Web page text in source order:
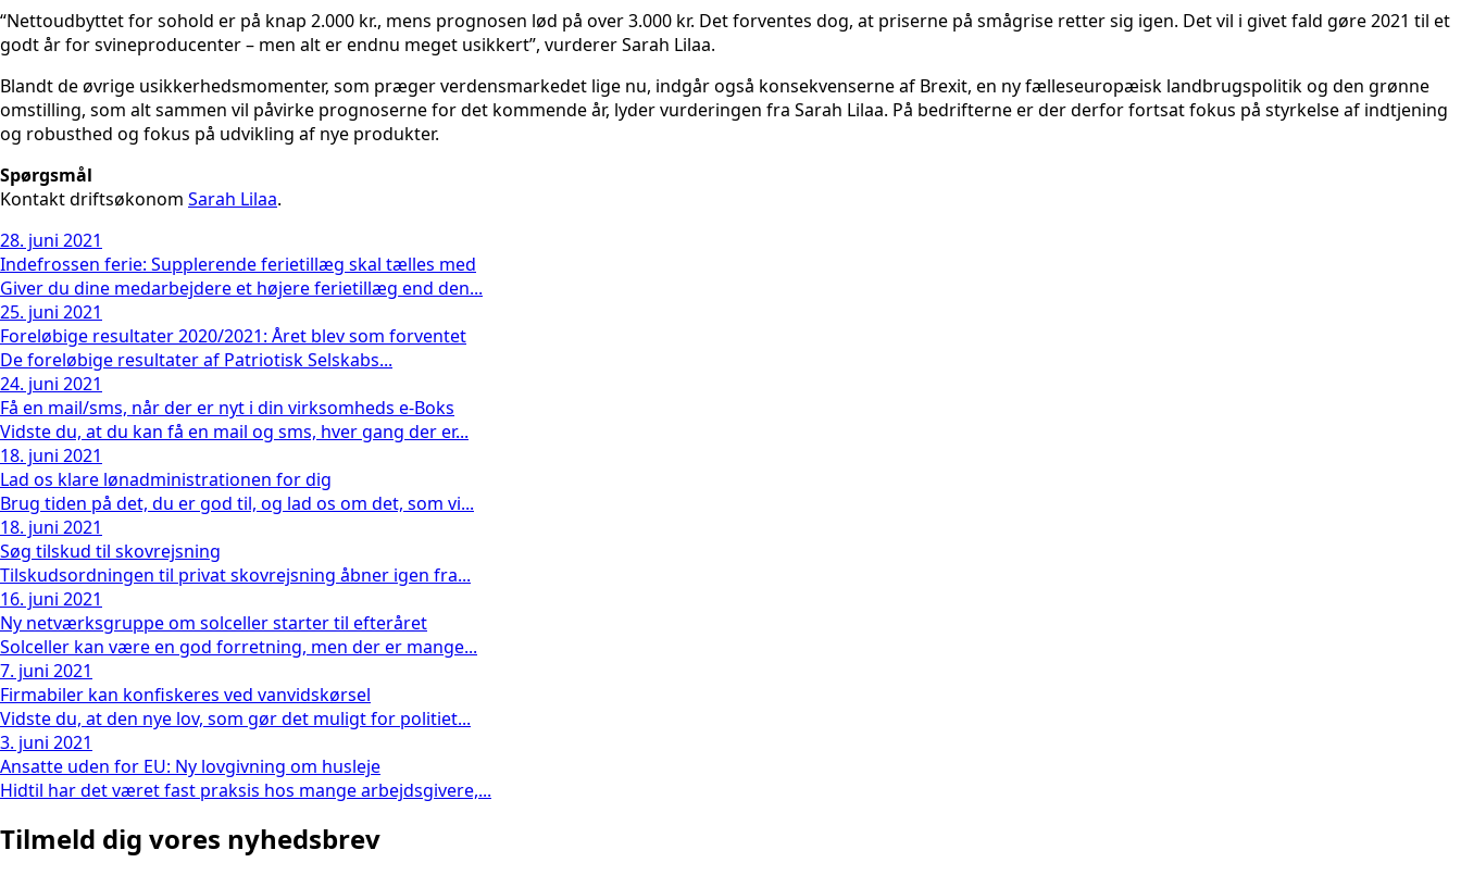
“Nettoudbyttet for sohold er på knap 2.000 kr., mens prognosen lød på over 3.000 kr. Det forventes dog, at priserne på smågrise retter sig igen. Det vil i givet fald gøre 2021 til et
godt år for svineproducenter – men alt er endnu meget usikkert”, vurderer Sarah Lilaa.
Blandt de øvrige usikkerhedsmomenter, som præger verdensmarkedet lige nu, indgår også konsekvenserne af Brexit, en ny fælleseuropæisk landbrugspolitik og den grønne
omstilling, som alt sammen vil påvirke prognoserne for det kommende år, lyder vurderingen fra Sarah Lilaa. På bedrifterne er der derfor fortsat fokus på styrkelse af indtjening
og robusthed og fokus på udvikling af nye produkter.
Spørgsmål
Kontakt driftsøkonom Sarah Lilaa.
28. juni 2021
Indefrossen ferie: Supplerende ferietillæg skal tælles med
Giver du dine medarbejdere et højere ferietillæg end den...
25. juni 2021
Foreløbige resultater 2020/2021: Året blev som forventet
De foreløbige resultater af Patriotisk Selskabs...
24. juni 2021
Få en mail/sms, når der er nyt i din virksomheds e-Boks
Vidste du, at du kan få en mail og sms, hver gang der er...
18. juni 2021
Lad os klare lønadministrationen for dig
Brug tiden på det, du er god til, og lad os om det, som vi...
18. juni 2021
Søg tilskud til skovrejsning
Tilskudsordningen til privat skovrejsning åbner igen fra...
16. juni 2021
Ny netværksgruppe om solceller starter til efteråret
Solceller kan være en god forretning, men der er mange...
7. juni 2021
Firmabiler kan konfiskeres ved vanvidskørsel
Vidste du, at den nye lov, som gør det muligt for politiet...
3. juni 2021
Ansatte uden for EU: Ny lovgivning om husleje
Hidtil har det været fast praksis hos mange arbejdsgivere,...
Tilmeld dig vores nyhedsbrev